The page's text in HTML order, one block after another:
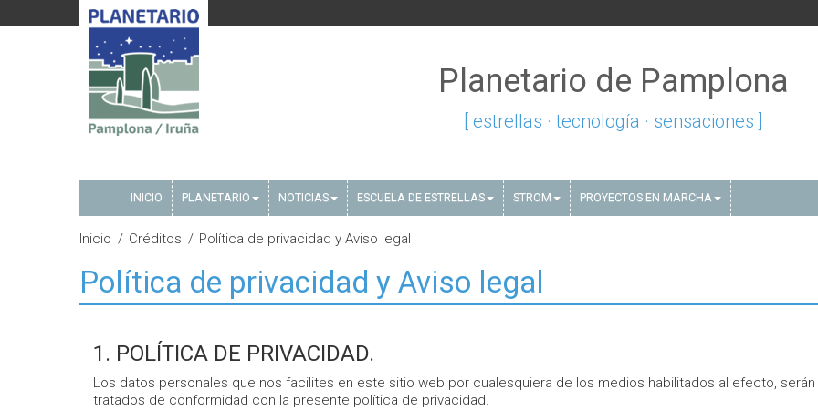
Planetario de Pamplona
[ estrellas · tecnología · sensaciones ]
INICIO PLANETARIO NOTICIAS ESCUELA DE ESTRELLAS STROM PROYECTOS EN MARCHA
Inicio Créditos Política de privacidad y Aviso legal
Política de privacidad y Aviso legal
1. POLÍTICA DE PRIVACIDAD.
Los datos personales que nos facilites en este sitio web por cualesquiera de los medios habilitados al efecto, serán
tratados de conformidad con la presente política de privacidad.